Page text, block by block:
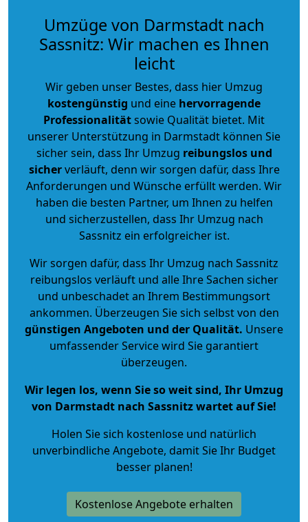
Umzüge von Darmstadt nach
Sassnitz: Wir machen es Ihnen
leicht
Wir geben unser Bestes, dass hier Umzug
kostengünstig und eine hervorragende
Professionalitätsowie Qualität bietet. Mit
unserer Unterstützung in Darmstadt können Sie
sicher sein, dass Ihr Umzug reibungslos und
sicherverläuft, denn wir sorgen dafür, dass Ihre
Anforderungen und Wünsche erfüllt werden. Wir
haben die besten Partner, um Ihnen zu helfen
und sicherzustellen, dass Ihr Umzug nach
Sassnitz ein erfolgreicher ist.
Wir sorgen dafür, dass Ihr Umzug nach Sassnitz
reibungslos verläuft und alle Ihre Sachen sicher
und unbeschadet an Ihrem Bestimmungsort
ankommen. Überzeugen Sie sich selbst von den
günstigen Angeboten und der Qualität. Unsere
umfassender Service wird Sie garantiert
überzeugen.
Wir legen los, wenn Sie so weit sind, Ihr Umzug
von Darmstadt nach Sassnitz wartet auf Sie!
Holen Sie sich kostenlose und natürlich
unverbindliche Angebote, damit Sie Ihr Budget
besser planen!
Kostenlose Angebote erhalten